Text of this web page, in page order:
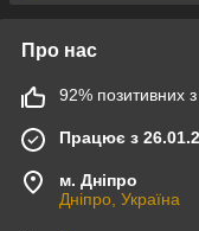
Про нас
92% позитивних з
Працює з
м. Дніпро
Дніпро, Україна